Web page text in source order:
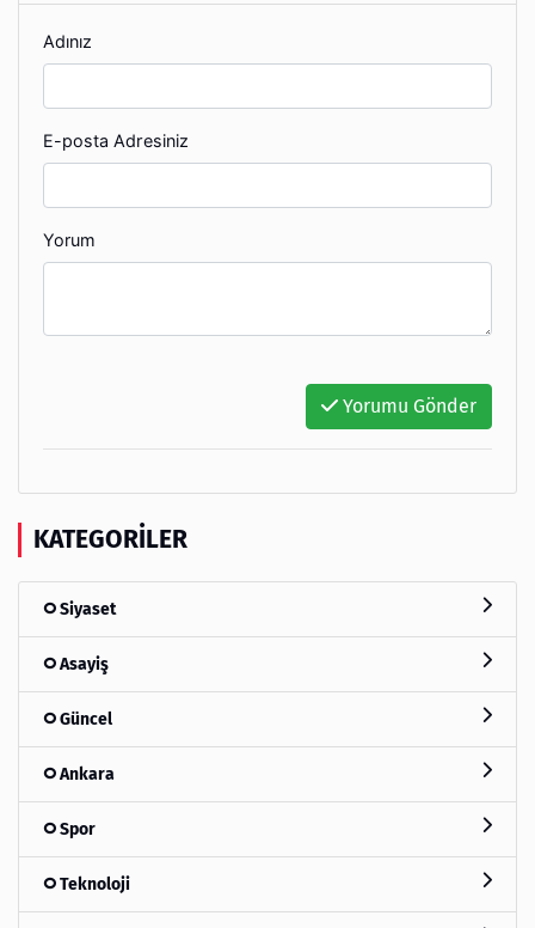
Adınız
E-posta Adresiniz
Yorum
Yorumu Gönder
KATEGORILER
Siyaset
Asayiş
Güncel
Ankara
Spor
Teknoloji